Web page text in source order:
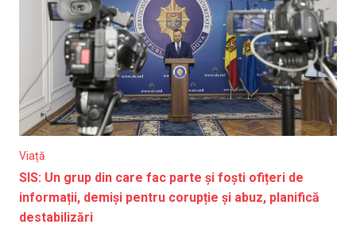
Viață
SIS: Un grup din care fac parte și foști ofițeri de
informații, demiși pentru corupție și abuz, planifică
destabilizări